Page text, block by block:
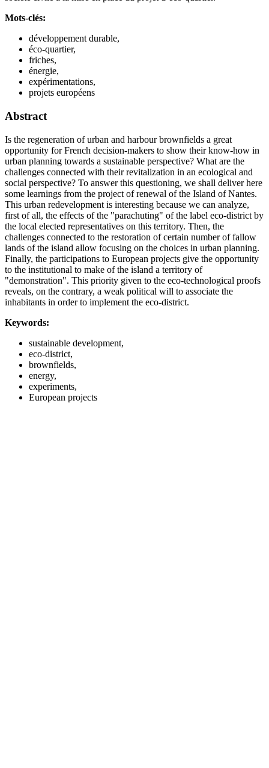
Mots-clés:
développement durable,
éco-quartier,
friches,
énergie,
expérimentations,
projets européens
Abstract
Is the regeneration of urban and harbour brownfields a great
opportunity for French decision-makers to show their know-how in
urban planning towards a sustainable perspective? What are the
challenges connected with their revitalization in an ecological and
social perspective? To answer this questioning, we shall deliver here
some learnings from the project of renewal of the Island of Nantes.
This urban redevelopment is interesting because we can analyze,
first of all, the effects of the "parachuting" of the label eco-district by
the local elected representatives on this territory. Then, the
challenges connected to the restoration of certain number of fallow
lands of the island allow focusing on the choices in urban planning.
Finally, the participations to European projects give the opportunity
to the institutional to make of the island a territory of
"demonstration". This priority given to the eco-technological proofs
reveals, on the contrary, a weak political will to associate the
inhabitants in order to implement the eco-district.
Keywords:
sustainable development,
eco-district,
brownfields,
energy,
experiments,
European projects